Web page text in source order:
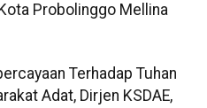
Probolinggo Mellina
Terhadap Tuhan
Adat, Dirjen KSDAE,